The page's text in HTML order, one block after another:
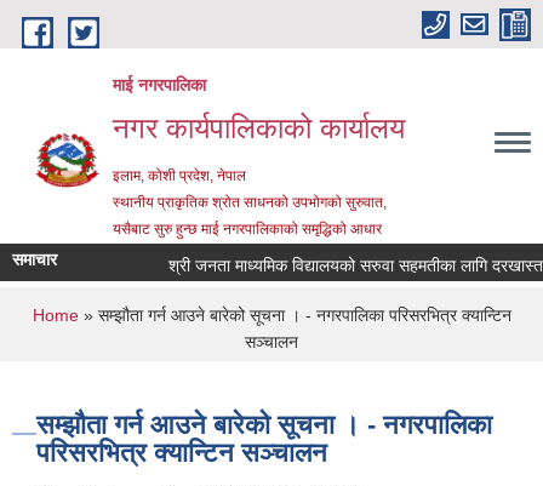
Skip to main content
माई नगरपालिका
नगर कार्यपालिकाको कार्यालय
इलाम, कोशी प्रदेश, नेपाल
स्थानीय प्राकृतिक श्रोत साधनको उपभोगको सुरुवात,
यसैबाट सुरु हुन्छ माई नगरपालिकाको समृद्धिको आधार
समाचार श्री जनता माध्यमिक विद्यालयको सरुवा सहमतीका लागि दरखास्त
You are here
Home» सम्झौता गर्न आउने बारेको सूचना । - नगरपालिका परिसरभित्र क्यान्टिन
सञ्चालन
सम्झौता गर्न आउने बारेको सूचना । - नगरपालिका
परिसरभित्र क्यान्टिन सञ्चालन